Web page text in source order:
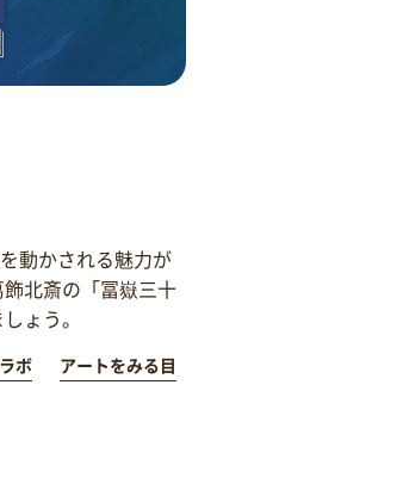
動かされる魅力が
北斎の「冨嶽三十
ょう。
ボ アートをみる目